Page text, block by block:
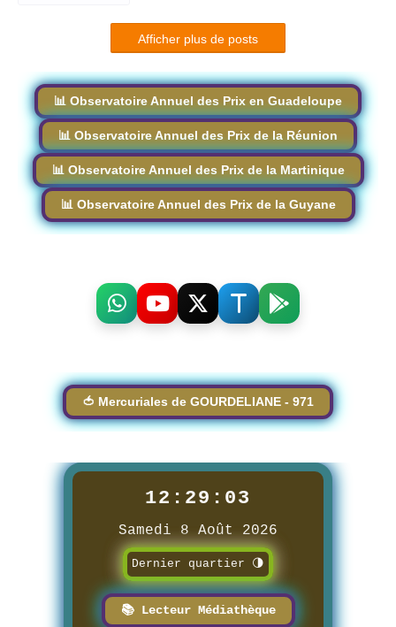
Afficher plus de posts
📊 Observatoire Annuel des Prix en Guadeloupe
📊 Observatoire Annuel des Prix de la Réunion
📊 Observatoire Annuel des Prix de la Martinique
📊 Observatoire Annuel des Prix de la Guyane
🍅 Mercuriales de GOURDELIANE - 971
12:29:05
Samedi 8 Août 2026
Dernier quartier 🌗
📚 Lecteur Médiathèque